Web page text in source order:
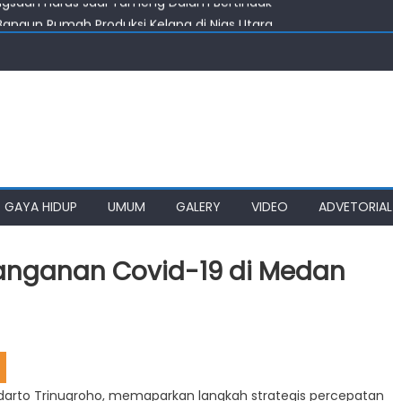
Rumah Produksi Kelapa di Nias Utara
GAYA HIDUP UMUM GALERY VIDEO ADVETORIAL
Covid-19 di Medan
Trinugroho, memaparkan langkah strategis percepatan